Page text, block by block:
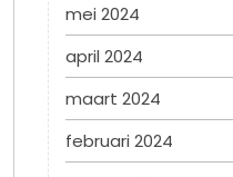
mei 2024
april 2024
maart 2024
februari 2024